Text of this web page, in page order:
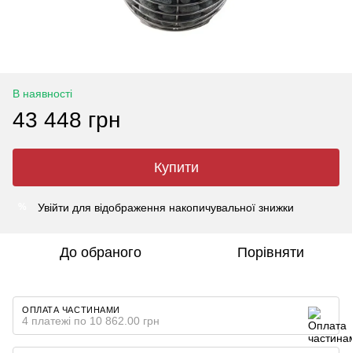
В наявності
43 448 грн
Купити
Увійти для відображення накопичувальної знижки
До обраного Порівняти
ОПЛАТА ЧАСТИНАМИ
4 платежі по 10 862.00 грн